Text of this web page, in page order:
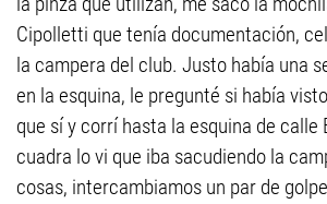
Cipolletti que tenía documentación,
la campera del club. Justo había una
en la esquina, le pregunté si había
que sí y corrí hasta la esquina de calle
cuadra lo vi que iba sacudiendo la
cosas, intercambiamos un par de